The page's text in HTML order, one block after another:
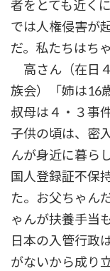
者をとても近く
では人権侵害が
だ。私たちはち
高さん（在日
族会）「姉は16
叔母は４・３事
子供の頃は、密
んが身近に暮ら
国人登録証不保
た。お父ちゃん
ゃんが扶養手当
日本の入管行政
がないから成り